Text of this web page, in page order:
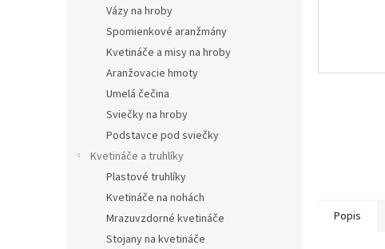
Vázy na hroby
Spomienkové aranžmány
Kvetináče a misy na hroby
Aranžovacie hmoty
Umelá čečina
Sviečky na hroby
Podstavce pod sviečky
Kvetináče a truhlíky
Plastové truhlíky
Kvetináče na nohách
Mrazuvzdorné kvetináče
Stojany na kvetináče
Popis